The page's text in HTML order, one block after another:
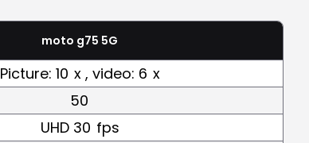
moto g75 5G
Picture: 10 x , video: 6 x
50
UHD 30 fps